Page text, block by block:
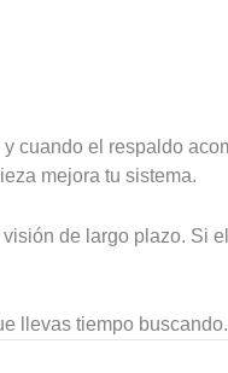
cuando el respaldo
mejora tu sistema.
de largo plazo. Si
llevas tiempo buscando.